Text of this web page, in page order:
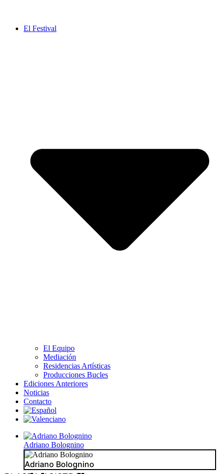
El Festival
El Equipo
Mediación
Residencias Artísticas
Producciones Bucles
Ediciones Anteriores
Noticias
Contacto
Adriano Bolognino
Adriano Bolognino